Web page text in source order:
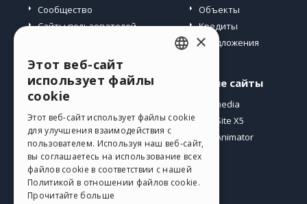
Сообщество
Сайты пользователей
Объекты
Кредиты
Предложения
Профиль
Мои посты
Мои лицензии
Загрузить
Веб-хостинг
Мои кредиты
Другие сайты
Incomedia
WebSite X5
WebAnimator
GERMAN
SPANISH
PORTUGUESE
POLISH
×
Этот веб-сайт
использует файлы
cookie
Этот веб-сайт использует файлы cookie
для улучшения взаимодействия с
пользователем. Используя наш веб-сайт,
вы соглашаетесь на использование всех
файлов cookie в соответствии с нашей
Политикой в ​​отношении файлов cookie.
Прочитайте больше